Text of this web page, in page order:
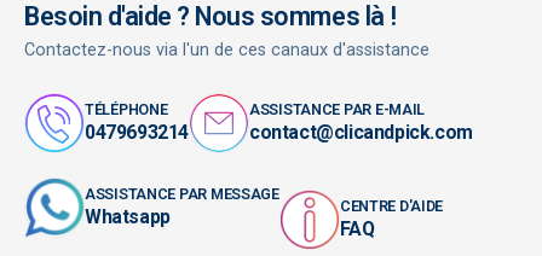
Besoin d'aide ? Nous sommes là !
Contactez-nous via l'un de ces canaux d'assistance
TÉLÉPHONE
0479693214
ASSISTANCE PAR E-MAIL
contact@clicandpick.com
ASSISTANCE PAR MESSAGE
Whatsapp CENTRE D'AIDE
FAQ